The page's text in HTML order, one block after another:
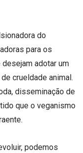
do
para os
adotar um
crueldade animal.
disseminação de
que o veganismo
podemos